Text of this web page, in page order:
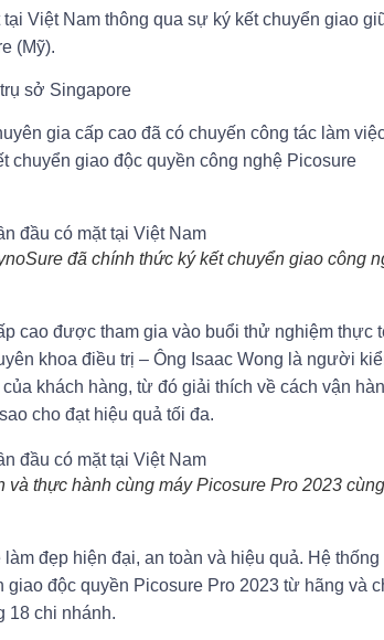
Việt Nam thông qua sự ký kết chuyển giao
(Mỹ).
sở Singapore
gia cấp cao đã có chuyến công tác làm
chuyển giao độc quyền công nghệ Picosure
đã chính thức ký kết chuyển giao công
cao được tham gia vào buổi thử nghiệm thực
khoa điều trị – Ông Isaac Wong là người
khách hàng, từ đó giải thích về cách vận
cho đạt hiệu quả tối đa.
thực hành cùng máy Picosure Pro 2023
đẹp hiện đại, an toàn và hiệu quả. Hệ thống
độc quyền Picosure Pro 2023 từ hãng và
18 chi nhánh.